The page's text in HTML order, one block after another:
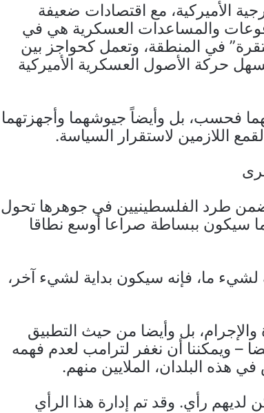
الأميركية، مع اقتصادات ضعيفة
والمساعدات العسكرية هي في
في المنطقة، وتعمل كحواجز بين
حركة الأصول العسكرية الأميركية
فحسب، بل وأيضاً جيوشهما وأجهزتهما
اللازمين لاستقرار السياسة.
طرد الفلسطينيين في جوهرها تحول
سيكون ببساطة صراعا أوسع نطاقا
لشيء ما، فإنه سيكون بداية لشيء آخر،
بل وأيضا من حيث التطبيق
وأيضا – ويمكننا أن نغفر لترامب لعدم فهمه
هذه البلدان، الملايين منهم.
لديهم رأي. وقد تم إدارة هذا الرأي